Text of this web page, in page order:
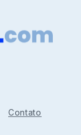
Contato